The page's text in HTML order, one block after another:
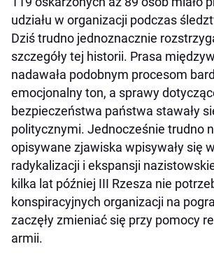
udziału w organizacji podczas
Dziś trudno jednoznacznie
szczegóły tej historii. Prasa
nadawała podobnym procesom
emocjonalny ton, a sprawy
bezpieczeństwa państwa stawały
politycznymi. Jednocześnie trudno
opisywane zjawiska wpisywały się
radykalizacji i ekspansji
kilka lat później III Rzesza nie
konspiracyjnych organizacji na
zaczęły zmieniać się przy pomocy
armii.